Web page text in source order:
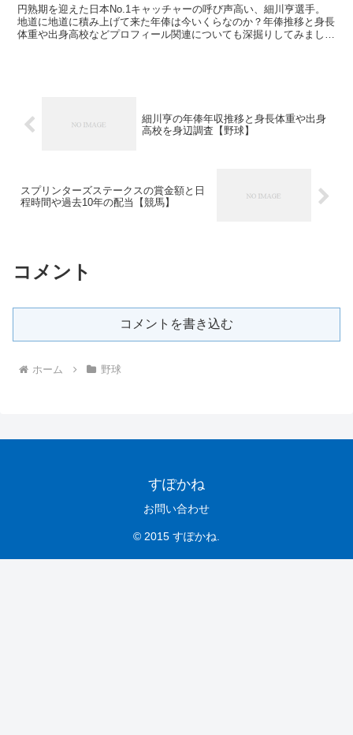
円熟期を迎えた日本No.1キャッチャーの呼び声高い、細川亨選手。
地道に地道に積み上げて来た年俸は今いくらなのか？年俸推移と身長
体重や出身高校などプロフィール関連についても深掘りしてみましょ
細川亨の年俸年収推移と身長体重や出身
高校を身辺調査【野球】
スプリンターズステークスの賞金額と日
程時間や過去10年の配当【競馬】
コメント
コメントを書き込む
ホーム 野球
すぽかね
お問い合わせ
© 2015 すぽかね.